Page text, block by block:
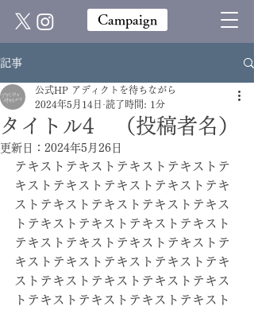
Campaign
記事
タイトル4 （投稿者名）
公式HP アディクトを待ちながら
2024年5月14日 読了時間: 1分
更新日： 2024年5月26日
テキストテキストテキストテキストテ
キストテキストテキストテキストテキ
ストテキストテキストテキストテキス
トテキストテキストテキストテキスト
テキストテキストテキストテキストテ
キストテキストテキストテキストテキ
ストテキストテキストテキストテキス
トテキストテキストテキストテキスト